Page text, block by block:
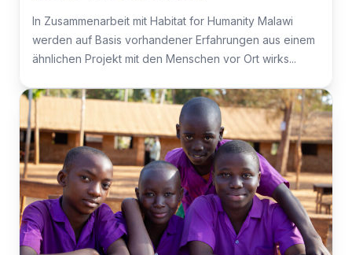
In Zusammenarbeit mit Habitat for Humanity Malawi
werden auf Basis vorhandener Erfahrungen aus einem
ähnlichen Projekt mit den Menschen vor Ort wirks...